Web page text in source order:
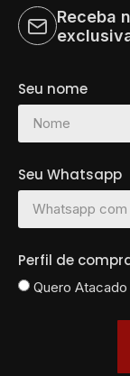
Perfumaria
Salão Unha
Receba
Seu nome
Seu Whatsapp
Perfil de
Quero Atacado